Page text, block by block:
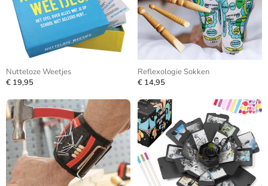
Nutteloze Weetjes
€ 19,95
Reflexologie Sokken
€ 14,95